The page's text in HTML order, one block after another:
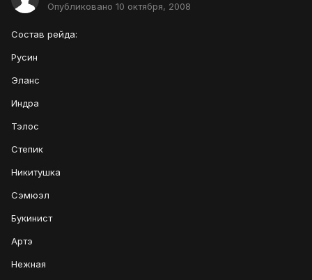
Опубликовано 10 октября, 2008
Состав рейда:
Русин
Эланс
Индра
Тэлос
Степик
Никитушка
Сэмюэл
Букинист
Артэ
Нежная